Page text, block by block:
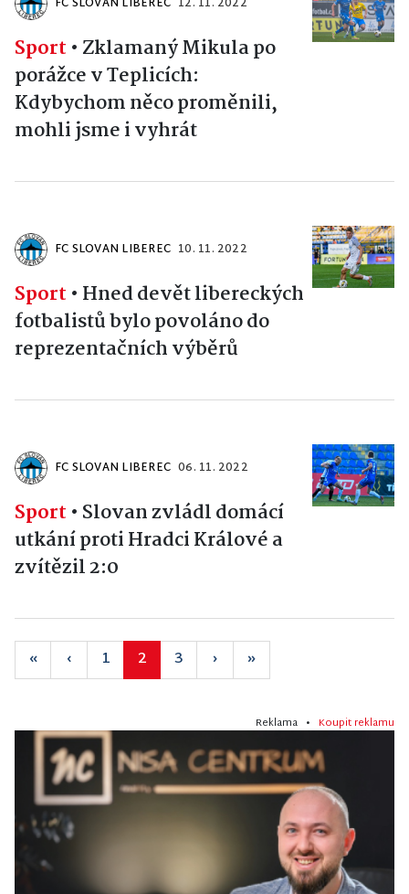
Sport • Zklamaný Mikula po
porážce v Teplicích:
Kdybychom něco proměnili,
mohli jsme i vyhrát
FC SLOVAN LIBEREC 10. 11. 2022
Sport • Hned devět libereckých
fotbalistů bylo povoláno do
reprezentačních výběrů
FC SLOVAN LIBEREC 06. 11. 2022
Sport • Slovan zvládl domácí
utkání proti Hradci Králové a
zvítězil 2:0
« ‹ 1 2 3 › »
Reklama • Koupit reklamu